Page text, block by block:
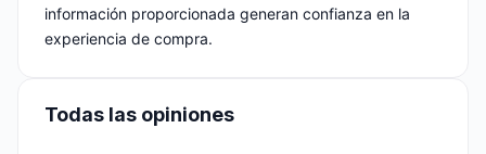
información proporcionada generan confianza en la
experiencia de compra.
Todas las opiniones